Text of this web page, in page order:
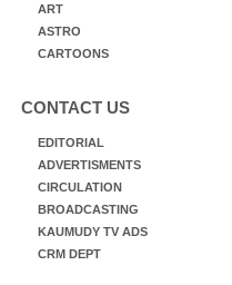
ART
ASTRO
CARTOONS
CONTACT US
EDITORIAL
ADVERTISMENTS
CIRCULATION
BROADCASTING
KAUMUDY TV ADS
CRM DEPT